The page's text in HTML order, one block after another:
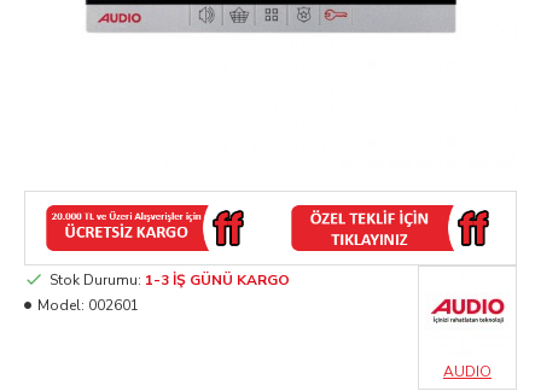
Stok Durumu: 1-3 İŞ GÜNÜ KARGO
Model: 002601
AUDIO